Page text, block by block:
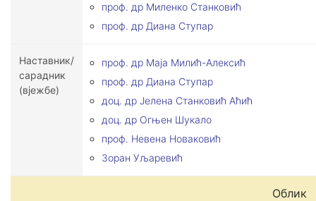
проф. др Миленко Станковић
проф. др Диана Ступар
Наставник/
сарадник
(вјежбе)
проф. др Маја Милић-Алексић
проф. др Диана Ступар
доц. др Јелена Станковић Аћић
доц. др Огњен Шукало
проф. Невена Новаковић
Зоран Уљаревић
Облик